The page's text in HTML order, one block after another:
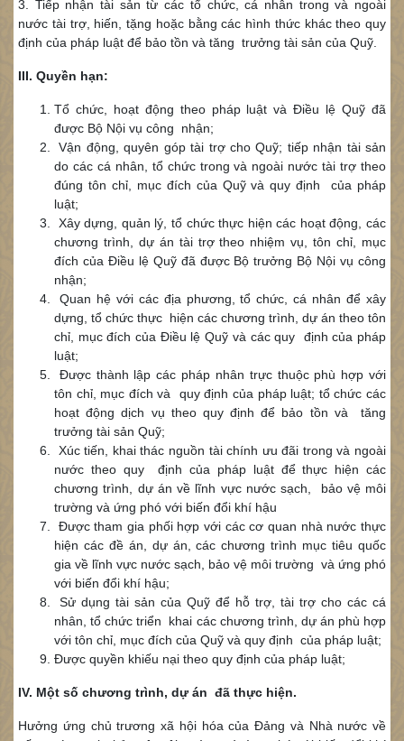
3. Tiếp nhận tài sản từ các tổ chức, cá nhân trong và ngoài
nước tài trợ, hiến, tặng hoặc bằng các hình thức khác theo quy
định của pháp luật để bảo tồn và tăng trưởng tài sản của Quỹ.
III. Quyền hạn:
Tổ chức, hoạt động theo pháp luật và Điều lệ Quỹ đã
được Bộ Nội vụ công nhận;
Vận động, quyên góp tài trợ cho Quỹ; tiếp nhận tài sản
do các cá nhân, tổ chức trong và ngoài nước tài trợ theo
đúng tôn chỉ, mục đích của Quỹ và quy định của pháp
luật;
Xây dựng, quản lý, tổ chức thực hiện các hoạt động, các
chương trình, dự án tài trợ theo nhiệm vụ, tôn chỉ, mục
đích của Điều lệ Quỹ đã được Bộ trưởng Bộ Nội vụ công
nhận;
Quan hệ với các địa phương, tổ chức, cá nhân để xây
dựng, tổ chức thực hiện các chương trình, dự án theo tôn
chỉ, mục đích của Điều lệ Quỹ và các quy định của pháp
luật;
Được thành lập các pháp nhân trực thuộc phù hợp với
tôn chỉ, mục đích và quy định của pháp luật; tổ chức các
hoạt động dịch vụ theo quy định để bảo tồn và tăng
trưởng tài sản Quỹ;
Xúc tiến, khai thác nguồn tài chính ưu đãi trong và ngoài
nước theo quy định của pháp luật để thực hiện các
chương trình, dự án về lĩnh vực nước sạch, bảo vệ môi
trường và ứng phó với biến đổi khí hậu
Được tham gia phối hợp với các cơ quan nhà nước thực
hiện các đề án, dự án, các chương trình mục tiêu quốc
gia về lĩnh vực nước sạch, bảo vệ môi trường và ứng phó
với biến đổi khí hậu;
Sử dụng tài sản của Quỹ để hỗ trợ, tài trợ cho các cá
nhân, tổ chức triển khai các chương trình, dự án phù hợp
với tôn chỉ, mục đích của Quỹ và quy định của pháp luật;
Được quyền khiếu nại theo quy định của pháp luật;
IV. Một số chương trình, dự án đã thực hiện.
Hưởng ứng chủ trương xã hội hóa của Đảng và Nhà nước về